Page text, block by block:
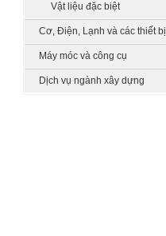
Vật liệu đặc biệt
Cơ, Điện, Lạnh và các thiết bị
công nghệ
Máy móc và công cụ
Dịch vụ ngành xây dựng